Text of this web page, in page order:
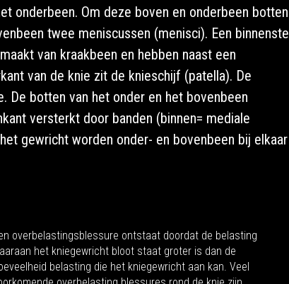
onderbeen. Om deze boven en onderbeen botten
twee meniscussen (menisci). Een binnenste
van kraakbeen en hebben naast een
van de knie zit de knieschijf (patella). De
De botten van het onder en het bovenbeen
versterkt door banden (binnen= mediale
gewricht worden onder- en bovenbeen bij elkaar
overbelastingsblessure ontstaat doordat de belasting
het kniegewricht bloot staat groter is dan de
belasting die het kniegewricht aan kan. Veel